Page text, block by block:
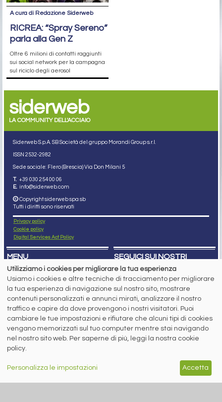
A cura di Redazione Siderweb
RICREA: “Spray Sereno”
parla alla Gen Z
Oltre 6 milioni di contatti raggiunti
sui social network per la campagna
sul riciclo degli aerosol
siderweb
LA COMMUNITY DELL'ACCIAIO
Siderweb S.p.A. SB Società del gruppo Morandi Group s.r.l.
ISSN 2532-2982
Sede sociale: Flero (Brescia) Via Don Milani 5
T. +39 030 254 00 06
E. info@siderweb.com
Copyright siderweb spa sb
Tutti i diritti sono riservati
Privacy policy
Cookie policy
Digital Services Act Policy
MENU
NEWS
PREZZI ITALIA
MERCATI
ABBONAMENTI
MADE IN STEEL
NEWSLETTER
SEGUICI SUI NOSTRI
SOCIAL NETWORK
Capitale Sociale: 190.000€ interamente versato
Registro delle Imprese di Brescia
Codice Fiscale e Partita I.V.A.:
www.siderweb.com: Autorizzazione del Tribunale di Brescia n. 11/2004 del 17
marzo 2004, Iscrizione al R.O.C. n. 26116.
Utilizziamo i cookies per migliorare la tua esperienza
Usiamo i cookies e altre tecniche di tracciamento per migliorare
la tua esperienza di navigazione sul nostro sito, mostrare
contenuti personalizzati e annunci mirati, analizzare il nostro
traffico e capire da dove provengono i nostri visitatori. Puoi
cambiare le tue impostazioni e rifiutare che alcuni tipi di cookies
vengano memorizzati sul tuo computer mentre stai navigando
nel nostro sito web. Per saperne di più, leggi la nostra cookie
policy.
Personalizza le impostazioni Accetta